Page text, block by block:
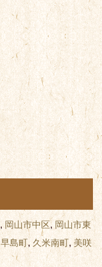
, 岡山市中区, 岡山市東
早島町, 久米南町, 美咲